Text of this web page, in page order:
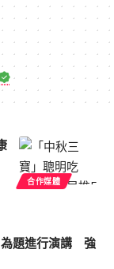
合作媒體
為題進行演講 強